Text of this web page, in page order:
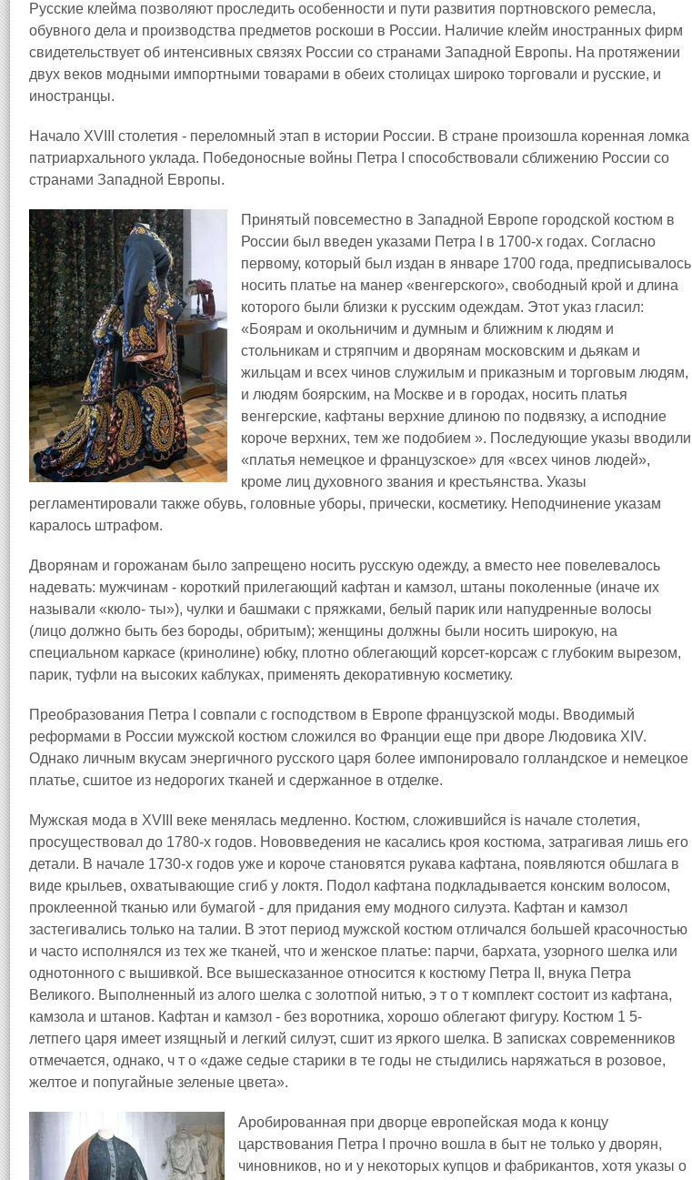
Русские клейма позволяют проследить особенности и пути развития портновского ремесла,
обувного дела и производства предметов роскоши в России. Наличие клейм иностранных фирм
свидетельствует об интенсивных связях России со странами Западной Европы. На протяжении
двух веков модными импортными товарами в обеих столицах широко торговали и русские, и
иностранцы.
Начало XVIII столетия - переломный этап в истории России. В стране произошла коренная ломка
патриархального уклада. Победоносные войны Петра I способствовали сближению России со
странами Западной Европы.
Принятый повсеместно в Западной Европе городской костюм в
России был введен указами Петра I в 1700-х годах. Согласно
первому, который был издан в январе 1700 года, предписывалось
носить платье на манер «венгерского», свободный крой и длина
которого были близки к русским одеждам. Этот указ гласил:
«Боярам и окольничим и думным и ближним к людям и
стольникам и стряпчим и дворянам московским и дьякам и
жильцам и всех чинов служилым и приказным и торговым людям,
и людям боярским, на Москве и в городах, носить платья
венгерские, кафтаны верхние длиною по подвязку, а исподние
короче верхних, тем же подобием ». Последующие указы вводили
«платья немецкое и французское» для «всех чинов людей»,
кроме лиц духовного звания и крестьянства. Указы
регламентировали также обувь, головные уборы, прически, косметику. Неподчинение указам
каралось штрафом.
Дворянам и горожанам было запрещено носить русскую одежду, а вместо нее повелевалось
надевать: мужчинам - короткий прилегающий кафтан и камзол, штаны поколенные (иначе их
называли «кюло- ты»), чулки и башмаки с пряжками, белый парик или напудренные волосы
(лицо должно быть без бороды, обритым); женщины должны были носить широкую, на
специальном каркасе (кринолине) юбку, плотно облегающий корсет-корсаж с глубоким вырезом,
парик, туфли на высоких каблуках, применять декоративную косметику.
Преобразования Петра I совпали с господством в Европе французской моды. Вводимый
реформами в России мужской костюм сложился во Франции еще при дворе Людовика XIV.
Однако личным вкусам энергичного русского царя более импонировало голландское и немецкое
платье, сшитое из недорогих тканей и сдержанное в отделке.
Мужская мода в XVIII веке менялась медленно. Костюм, сложившийся is начале столетия,
просуществовал до 1780-х годов. Нововведения не касались кроя костюма, затрагивая лишь его
детали. В начале 1730-х годов уже и короче становятся рукава кафтана, появляются обшлага в
виде крыльев, охватывающие сгиб у локтя. Подол кафтана подкладывается конским волосом,
проклеенной тканью или бумагой - для придания ему модного силуэта. Кафтан и камзол
застегивались только на талии. В этот период мужской костюм отличался большей красочностью
и часто исполнялся из тех же тканей, что и женское платье: парчи, бархата, узорного шелка или
однотонного с вышивкой. Все вышесказанное относится к костюму Петра II, внука Петра
Великого. Выполненный из алого шелка с золотпой нитью, э т о т комплект состоит из кафтана,
камзола и штанов. Кафтан и камзол - без воротника, хорошо облегают фигуру. Костюм 1 5-
летпего царя имеет изящный и легкий силуэт, сшит из яркого шелка. В записках современников
отмечается, однако, ч т о «даже седые старики в те годы не стыдились наряжаться в розовое,
желтое и попугайные зеленые цвета».
Аробированная при дворце европейская мода к концу
царствования Петра I прочно вошла в быт не только у дворян,
чиновников, но и у некоторых купцов и фабрикантов, хотя указы о